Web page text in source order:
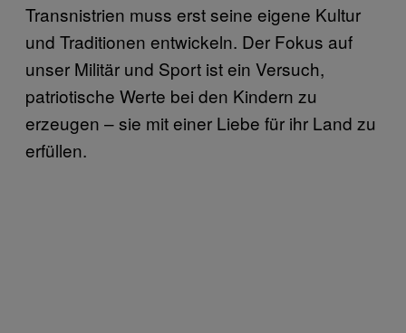
Transnistrien muss erst seine eigene Kultur
und Traditionen entwickeln. Der Fokus auf
unser Militär und Sport ist ein Versuch,
patriotische Werte bei den Kindern zu
erzeugen – sie mit einer Liebe für ihr Land zu
erfüllen.